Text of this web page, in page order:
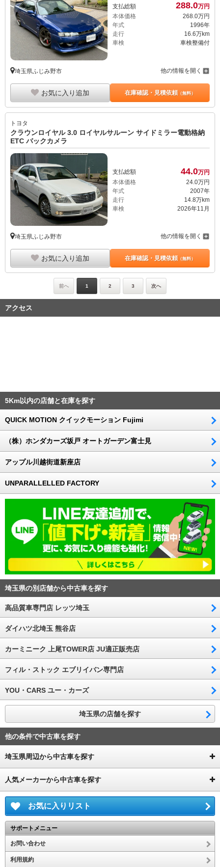
支払総額 288.0万円
本体価格
268.0万円
年式
1996年
走行
16.6万km
車検
車検整備付
埼玉県ふじみ野市 他の情報を開く
お気に入り追加 在庫確認・見積依頼（無料）
トヨタ
クラウンロイヤル 3.0 ロイヤルサルーン サイドミラー電動格納
ETC バックカメラ
支払総額 44.0万円
本体価格
24. 0万円
年式
2007年
走行
14.8万km
車検
2026年11月
埼玉県ふじみ野市 他の情報を開く
お気に入り追加 在庫確認・見積依頼（無料）
前へ 1 2 3 次へ
アクセス
5Km以内の店舗と在庫を探す
QUICK MOTION クイックモーション Fujimi
（株）ホンダカーズ坂戸 オートガーデン富士見
アップル川越街道新座店
UNPARALLELLED FACTORY
埼玉県の別店舗から中古車を探す
高品質車専門店 レッツ埼玉
ダイハツ北埼玉 熊谷店
カーミニーク 上尾TOWER店 JU適正販売店
フィル・ストック エブリイバン専門店
YOU・CARS ユー・カーズ
埼玉県の店舗を探す
他の条件で中古車を探す
埼玉県周辺から中古車を探す
人気メーカーから中古車を探す
お気に入りリスト
サポートメニュー
お問い合わせ
利用規約